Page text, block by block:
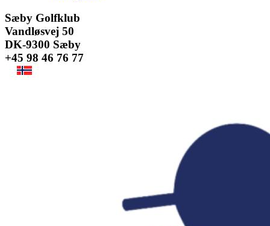
Facebook
Instagram
E-
mail
Sæby Golfklub
Vandløsvej 50
DK-9300 Sæby
+45 98 46 76 77